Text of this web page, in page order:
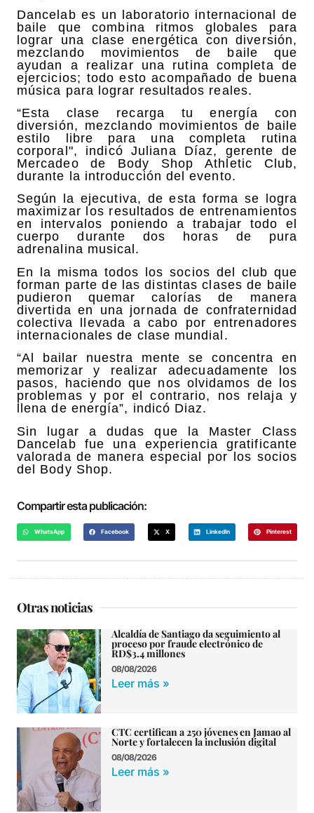
Dancelab es un laboratorio internacional de
baile que combina ritmos globales para
lograr una clase energética con diversión,
mezclando movimientos de baile que
ayudan a realizar una rutina completa de
ejercicios; todo esto acompañado de buena
música para lograr resultados reales.
“Esta clase recarga tu energía con
diversión, mezclando movimientos de baile
estilo libre para una completa rutina
corporal", indicó Juliana Díaz, gerente de
Mercadeo de Body Shop Athletic Club,
durante la introducción del evento.
Según la ejecutiva, de esta forma se logra
maximizar los resultados de entrenamientos
en intervalos poniendo a trabajar todo el
cuerpo durante dos horas de pura
adrenalina musical.
En la misma todos los socios del club que
forman parte de las distintas clases de baile
pudieron quemar calorías de manera
divertida en una jornada de confraternidad
colectiva llevada a cabo por entrenadores
internacionales de clase mundial.
“Al bailar nuestra mente se concentra en
memorizar y realizar adecuadamente los
pasos, haciendo que nos olvidamos de los
problemas y por el contrario, nos relaja y
llena de energía”, indicó Diaz.
Sin lugar a dudas que la Master Class
Dancelab fue una experiencia gratificante
valorada de manera especial por los socios
del Body Shop.
Compartir esta publicación:
WhatsApp Facebook X LinkedIn Pinterest
Otras noticias
Alcaldía de Santiago da seguimiento al
proceso por fraude electrónico de
RD$3.4 millones
08/08/2026
Leer más »
CTC certifican a 250 jóvenes en Jamao al
Norte y fortalecen la inclusión digital
08/08/2026
Leer más »